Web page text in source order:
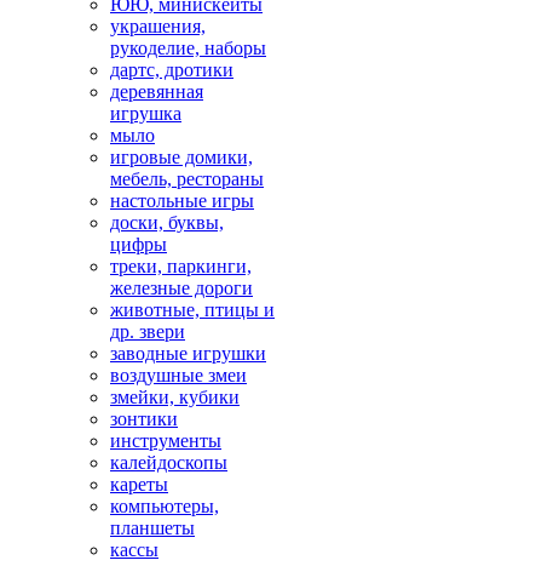
ЮЮ, минискейты
украшения,
рукоделие, наборы
дартс, дротики
деревянная
игрушка
мыло
игровые домики,
мебель, рестораны
настольные игры
доски, буквы,
цифры
треки, паркинги,
железные дороги
животные, птицы и
др. звери
заводные игрушки
воздушные змеи
змейки, кубики
зонтики
инструменты
калейдоскопы
кареты
компьютеры,
планшеты
кассы